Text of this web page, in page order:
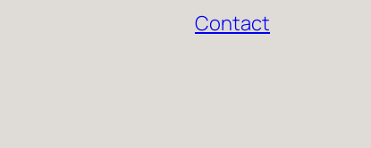
Contact